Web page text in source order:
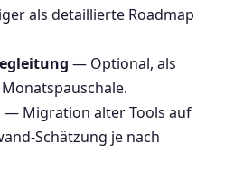
als detaillierte Roadmap
— Optional, als
— Migration alter Tools auf
Schätzung je nach